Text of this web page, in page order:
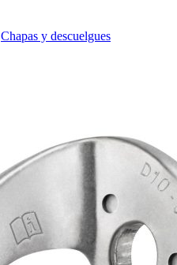
Chapas y descuelgues